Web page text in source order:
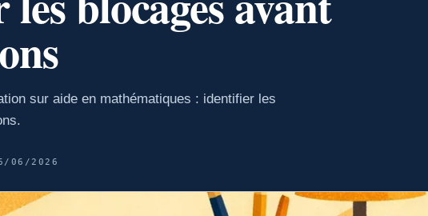
sur aide en mathématiques : identifier les
06/2026